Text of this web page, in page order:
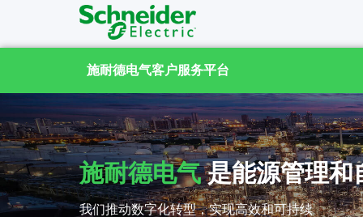
施耐德电气客户服务平台
施耐德电气是能源管理和
我们推动数字化转型，实现高效和可持续